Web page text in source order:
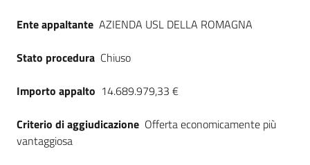
Ente appaltante AZIENDA USL DELLA ROMAGNA
Stato procedura Chiuso
Importo appalto 14.689.979,33 €
Criterio di aggiudicazione Offerta economicamente più
vantaggiosa